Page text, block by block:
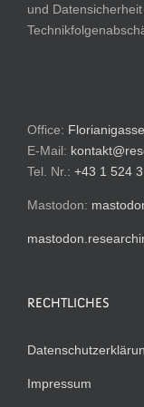
und
Office:
E-Mail:
Tel. Nr.: +43 1 524
Mastodon:
RECHTLICHES
Impressum